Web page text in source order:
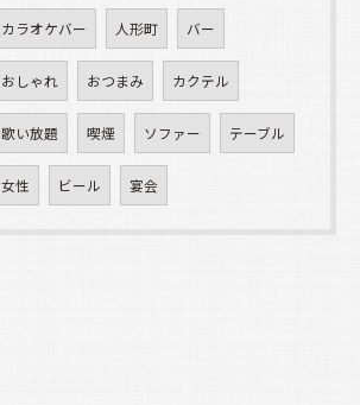
カラオケバー 人形町 バー
おしゃれ おつまみ カクテル
歌い放題 喫煙 ソファー テーブル
女性 ビール 宴会